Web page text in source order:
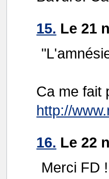
15. Le 21
Ca me fait
http://
16. Le 22
Merci FD !